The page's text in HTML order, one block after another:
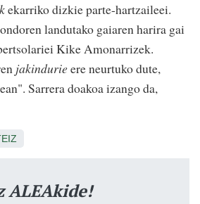
ekarriko dizkie parte-hartzaileei.
landutako gaiaren harira gai
Kike Amonarrizek.
jakindurieere neurtuko dute,
Sarrera doakoa izango da,
ALEAkide!